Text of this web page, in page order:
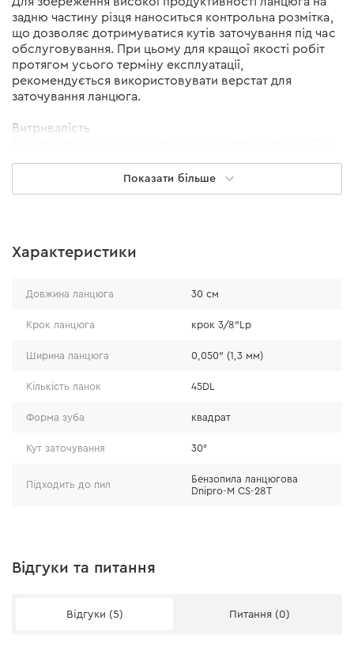
задню частину різця наноситься контрольна розмітка,
що дозволяє дотримуватися кутів заточування під час
обслуговування. При цьому для кращої якості робіт
протягом усього терміну експлуатації,
рекомендується використовувати верстат для
заточування ланцюга.
Витривалість
необхідністю пом'якшувати ударні навантаження при
потраплянні чужорідних тіл на шляху різця. Також
марки 60SI2Mn, мають підвищений опір тертю;
• сталь 60SI2Mn з легкістю переносить систематичні
стирання, деформації та дефіцит мастила без втрати
фізичних характеристик.
Показати більше
Характеристики
Довжина ланцюга 30 см
Крок ланцюга крок 3/8"Lp
Ширина ланцюга 0,050" (1,3 мм)
Кількість ланок 45DL
Форма зуба квадрат
Кут заточування 30°
Підходить до пил
Бензопила ланцюгова
Dnipro-M CS-28T
Відгуки та питання
Відгуки (5) Питання (0)